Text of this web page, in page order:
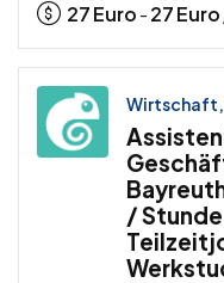
27Euro - 27Euro
/